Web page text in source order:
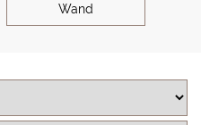
Wand